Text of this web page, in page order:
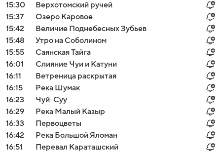
15:30
Верхотомский ручей
15:37
Озеро Каровое
15:42
Величие Поднебесных Зубьев
15:48
Утро на Соболином
15:55
Саянская Тайга
16:01
Слияние Чуи и Катуни
16:11
Ветреница раскрытая
16:15
Река Шумак
16:23
Чуй-Суу
16:29
Река Малый Казыр
16:33
Первоцветы
16:42
Река Большой Яломан
16:51
Перевал Караташский